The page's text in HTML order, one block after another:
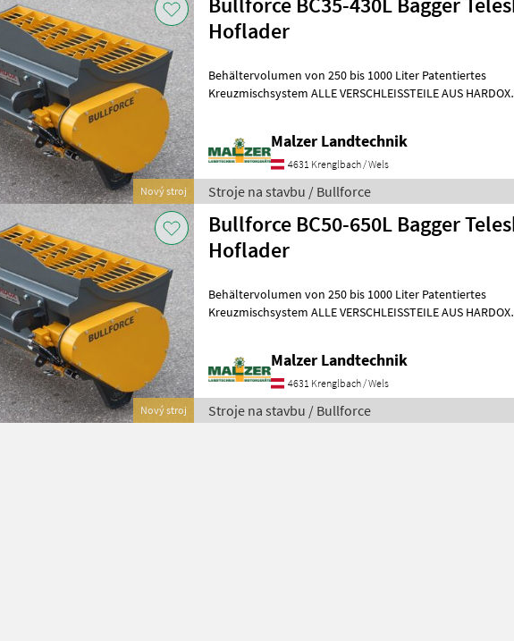
Nový stroj
Hoflader
Behältervolumen von 250 bis 1000 Liter Patentiertes
Kreuzmischsystem ALLE VERSCHLEISSTEILE AUS HARDOX
Malzer Landtechnik
4631 Krenglbach / Wels
Stroje na stavbu / Bullforce
Nový stroj
Bullforce BC50-650L Bagger
Hoflader
Behältervolumen von 250 bis 1000 Liter Patentiertes
Kreuzmischsystem ALLE VERSCHLEISSTEILE AUS HARDOX
Malzer Landtechnik
4631 Krenglbach / Wels
Stroje na stavbu / Bullforce